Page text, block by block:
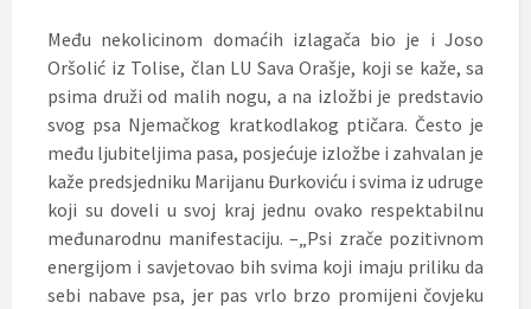
Među nekolicinom domaćih izlagača bio je i Joso
Oršolić iz Tolise, član LU Sava Orašje, koji se kaže, sa
psima druži od malih nogu, a na izložbi je predstavio
svog psa Njemačkog kratkodlakog ptičara. Često je
među ljubiteljima pasa, posjećuje izložbe i zahvalan je
kaže predsjedniku Marijanu Đurkoviću i svima iz udruge
koji su doveli u svoj kraj jednu ovako respektabilnu
međunarodnu manifestaciju. –„Psi zrače pozitivnom
energijom i savjetovao bih svima koji imaju priliku da
sebi nabave psa, jer pas vrlo brzo promijeni čovjeku